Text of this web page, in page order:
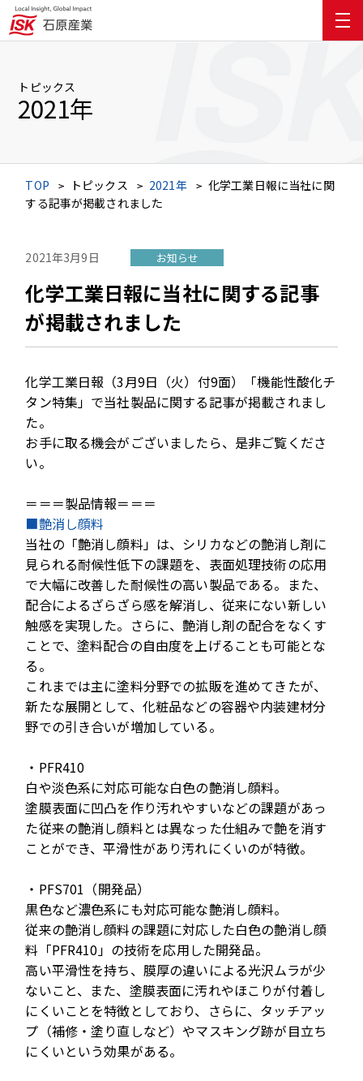
トピックス
2021年
TOP トピックス 2021年
化学工業日報に当社に関
する記事が掲載されました
2021年3月9日 お知らせ
化学工業日報に当社に関する記事
が掲載されました
化学工業日報（3月9日（火）付9面）「機能性酸化チ
タン特集」で当社製品に関する記事が掲載されまし
た。
お手に取る機会がございましたら、是非ご覧くださ
い。
＝＝＝製品情報＝＝＝
■艶消し顔料
当社の「艶消し顔料」は、シリカなどの艶消し剤に
見られる耐候性低下の課題を、表面処理技術の応用
で大幅に改善した耐候性の高い製品である。また、
配合によるざらざら感を解消し、従来にない新しい
触感を実現した。さらに、艶消し剤の配合をなくす
ことで、塗料配合の自由度を上げることも可能とな
る。
これまでは主に塗料分野での拡販を進めてきたが、
新たな展開として、化粧品などの容器や内装建材分
野での引き合いが増加している。
・PFR410
白や淡色系に対応可能な白色の艶消し顔料。
塗膜表面に凹凸を作り汚れやすいなどの課題があっ
た従来の艶消し顔料とは異なった仕組みで艶を消す
ことができ、平滑性があり汚れにくいのが特徴。
・PFS701（開発品）
黒色など濃色系にも対応可能な艶消し顔料。
従来の艶消し顔料の課題に対応した白色の艶消し顔
料「PFR410」の技術を応用した開発品。
高い平滑性を持ち、膜厚の違いによる光沢ムラが少
ないこと、また、塗膜表面に汚れやほこりが付着し
にくいことを特徴としており、さらに、タッチアッ
プ（補修・塗り直しなど）やマスキング跡が目立ち
にくいという効果がある。